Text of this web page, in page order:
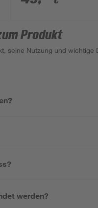
cm
Produkt
seine Nutzung und wichtige
werden?